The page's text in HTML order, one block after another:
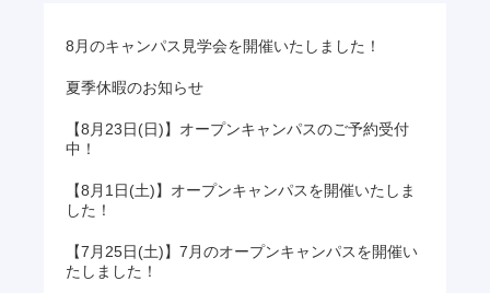
8月のキャンパス見学会を開催いたしました！
夏季休暇のお知らせ
【8月23日(日)】オープンキャンパスのご予約受付
中！
【8月1日(土)】オープンキャンパスを開催いたしま
した！
【7月25日(土)】7月のオープンキャンパスを開催い
たしました！